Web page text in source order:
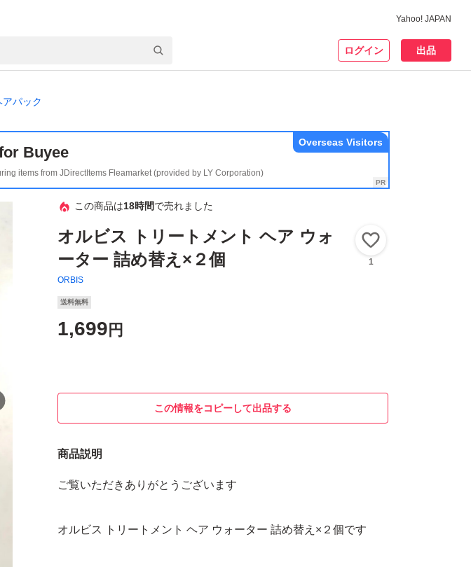
Yahoo! JAPAN
ログイン 出品
アパック
Buyee
items from JDirectItems Fleamarket (provided by LY Corporation)
Overseas Visitors
この商品は18時間で売れました
オルビス トリートメント ヘア ウォ
ーター 詰め替え×２個
ORBIS
1
送料無料
1,699 円
この情報をコピーして出品する
商品説明
ご覧いただきありがとうございます
オルビス トリートメント ヘア ウォーター 詰め替え×２個です